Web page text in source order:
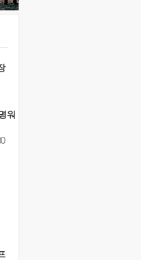
워